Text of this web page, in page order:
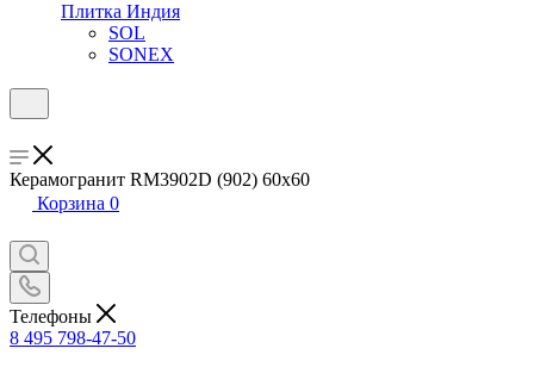
Плитка Индия
SOL
SONEX
Керамогранит RM3902D (902) 60х60
Корзина 0
Телефоны
8 495 798-47-50